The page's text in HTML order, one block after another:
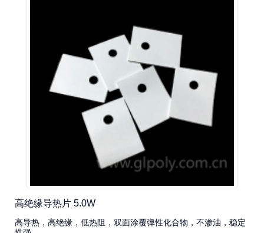
高绝缘导热片 5.0W
高导热，高绝缘，低热阻，双面涂覆弹性化合物，不渗油，稳定